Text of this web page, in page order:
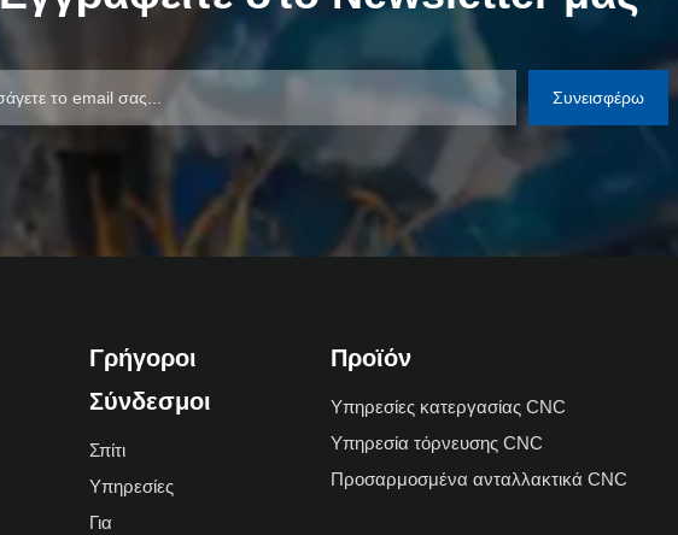
Συνεισφέρω
Γρήγοροι
Σύνδεσμοι
Σπίτι
Υπηρεσίες
Για
Προϊόν
Υπηρεσίες κατεργασίας CNC
Υπηρεσία τόρνευσης CNC
Προσαρμοσμένα ανταλλακτικά CNC